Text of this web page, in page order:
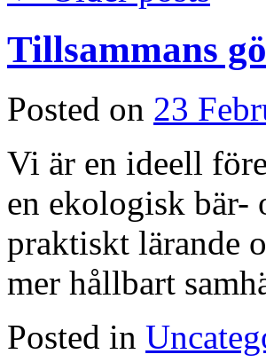
Tillsammans
Posted on 23
Vi är en ideell
en ekologisk bär-
praktiskt lärande
mer hållbart
Posted in